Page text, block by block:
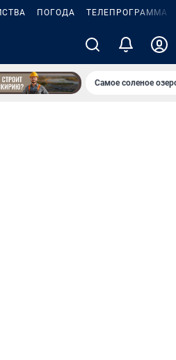
ПОГОДА ТЕЛЕПРОГРАММА
Самое соленое